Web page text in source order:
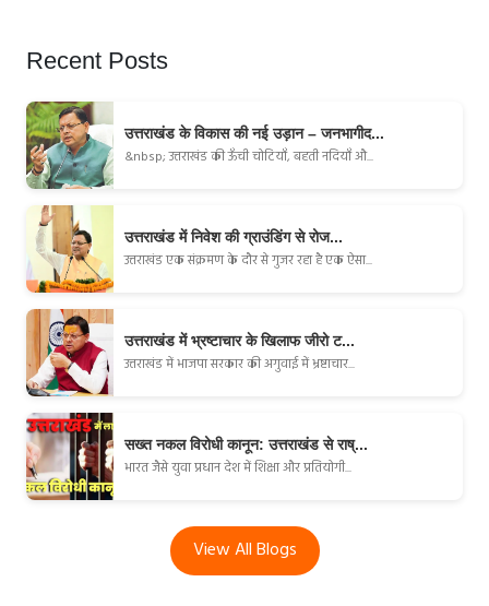
Recent Posts
उत्तराखंड के विकास की नई उड़ान – जनभागीद...
&nbsp; उत्तराखंड की ऊँची चोटियाँ, बहती नदियाँ औ...
उत्तराखंड में निवेश की ग्राउंडिंग से रोज...
उत्तराखंड एक संक्रमण के दौर से गुजर रहा है एक ऐसा...
उत्तराखंड में भ्रष्टाचार के खिलाफ जीरो ट...
उत्तराखंड में भाजपा सरकार की अगुवाई में भ्रष्टाचार...
सख्त नकल विरोधी कानून: उत्तराखंड से राष्...
भारत जैसे युवा प्रधान देश में शिक्षा और प्रतियोगी...
View All Blogs